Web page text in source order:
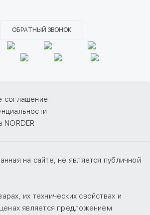
ОБРАТНЫЙ ЗВОНОК
соглашение
на сайте, не является публичной
их технических свойствах и
является предложением